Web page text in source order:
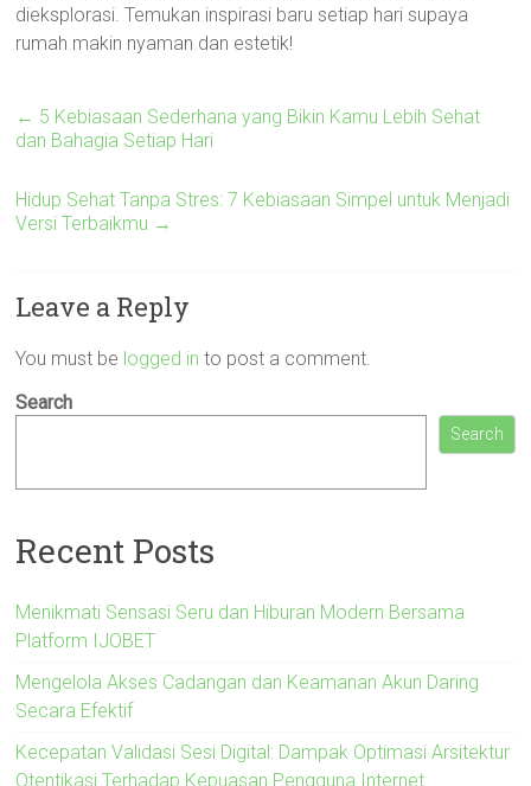
dieksplorasi. Temukan inspirasi baru setiap hari supaya
rumah makin nyaman dan estetik!
← 5 Kebiasaan Sederhana yang Bikin Kamu Lebih Sehat
dan Bahagia Setiap Hari
Hidup Sehat Tanpa Stres: 7 Kebiasaan Simpel untuk Menjadi
Versi Terbaikmu →
Leave a Reply
You must be logged in to post a comment.
Search
Search
Recent Posts
Menikmati Sensasi Seru dan Hiburan Modern Bersama
Platform IJOBET
Mengelola Akses Cadangan dan Keamanan Akun Daring
Secara Efektif
Kecepatan Validasi Sesi Digital: Dampak Optimasi Arsitektur
Otentikasi Terhadap Kepuasan Pengguna Internet